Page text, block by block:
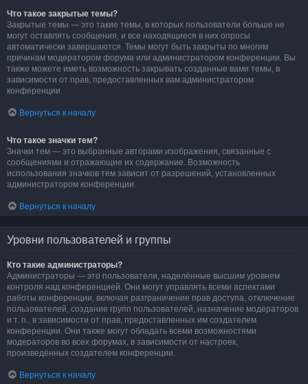
Что такое закрытые темы?
Закрытые темы — это такие темы, в которых пользователи больше не
могут оставлять сообщения, и все находящиеся в них опросы
автоматически завершаются. Темы могут быть закрыты по многим
причинам модератором форума или администратором конференции. Вы
также можете иметь возможность закрывать созданные вами темы, в
зависимости от прав, предоставленных вам администратором
конференции.
Вернуться к началу
Что такое значки тем?
Значки тем — это выбранные авторами изображения, связанные с
сообщениями и отражающие их содержание. Возможность
использования значков тем зависит от разрешений, установленных
администратором конференции.
Вернуться к началу
Уровни пользователей и группы
Кто такие администраторы?
Администраторы — это пользователи, наделённые высшим уровнем
контроля над конференцией. Они могут управлять всеми аспектами
работы конференции, включая разграничение прав доступа, отключение
пользователей, создание групп пользователей, назначение модераторов
и т. п., в зависимости от прав, предоставленных им создателем
конференции. Они также могут обладать всеми возможностями
модераторов во всех форумах, в зависимости от настроек,
произведённых создателем конференции.
Вернуться к началу